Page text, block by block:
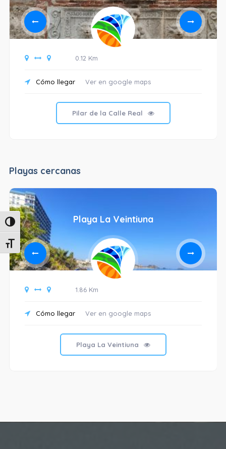
Alternar alto contraste
Alternar tamaño de letra
0.12 Km
Cómo llegar Ver en google maps
Pilar de la Calle Real
Playas cercanas
Playa La Veintiuna
1.86 Km
Cómo llegar Ver en google maps
Playa La Veintiuna